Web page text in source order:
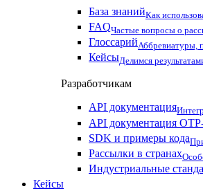
База знанийКак
FAQЧастые вопросы о
ГлоссарийАббревиатуры,
КейсыДелимся
Разработчикам
API документация
API документация
SDK и примеры кода
Рассылки в странах
Индустриальные
Кейсы